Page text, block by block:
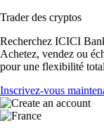
Trader des cryptos
Recherchez ICICI
Achetez, vendez ou
pour une flexibilité
Inscrivez-vous